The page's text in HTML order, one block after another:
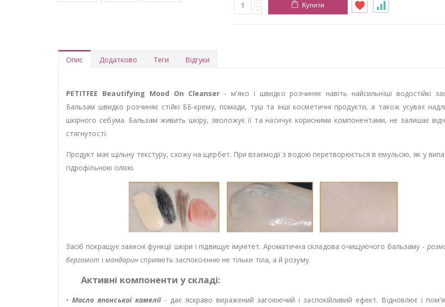
Купити
Опис Додатково Теги Відгуки
PETITFEE Beautifying Mood On Cleanser - м'яко і швидко розчиняє навіть найсильніші водостійкі
Бальзам швидко розчиняє стійкі ББ-крему, помади, туш та інші косметичні продукти, а також усуває
шкірного себума. Бальзам живить шкіру, зволожує її та насичує корисними компонентами, не залишає
стягнутості.
Продукт має щільну текстуру, схожу на щербет. При взаємодії з водою перетворюється в емульсію, як у
гідрофільною олією.
Засіб покращує захисні функції шкіри і підвищує імунітет. Ароматична складова очищуючого бальзаму -
бергамот і мандарин сприяють заспокоєнню не тільки тіла, а й розуму.
Активні компоненти у складі:
• Масло японської камелії- дає яскраво виражений загоюючий і заспокійливий ефект. Відновлює і